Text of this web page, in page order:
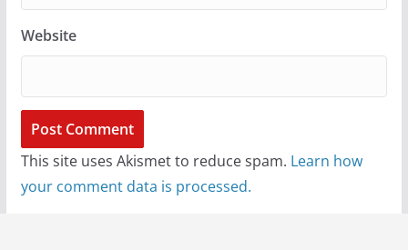
Website
This site uses Akismet to reduce spam. Learn how
your comment data is processed.